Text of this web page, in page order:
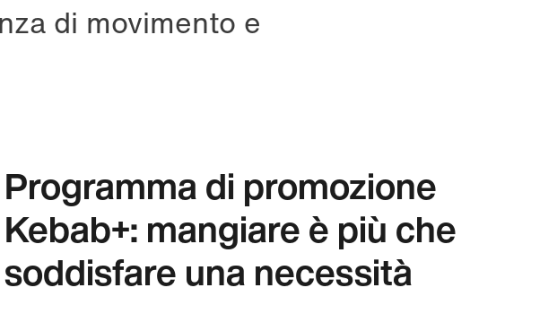
di movimento e
Programma di promozione
Kebab+: mangiare è più che
soddisfare una necessità